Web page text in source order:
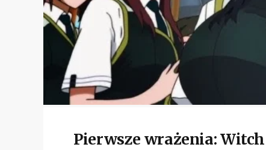
Pierwsze wrażenia: